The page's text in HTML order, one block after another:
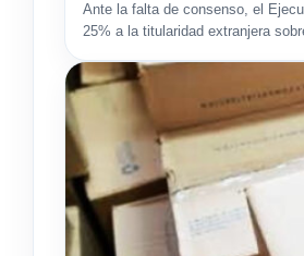
Ante la falta de consenso, el
25% a la titularidad extranjera